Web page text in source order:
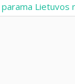
parama Lietuvos